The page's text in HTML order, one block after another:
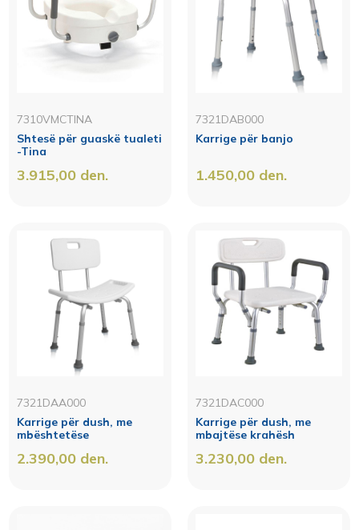
7310VMCTINA
Shtesë për guaskë tualeti
-Tina
3.915,00 den.
7321DAB000
Karrige për banjo
1.450,00 den.
7321DAA000
Karrige për dush, me
mbështetëse
2.390,00 den.
7321DAC000
Karrige për dush, me
mbajtëse krahësh
3.230,00 den.